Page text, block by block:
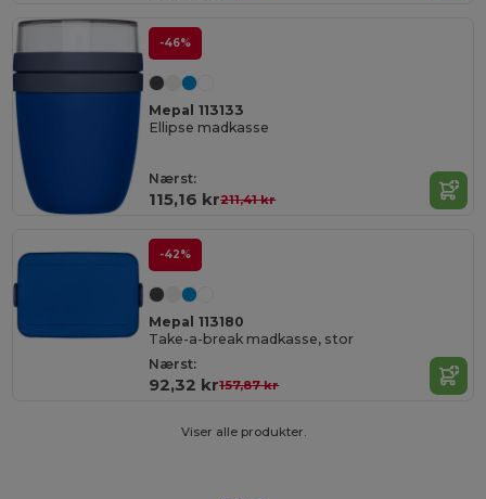
-46%
Mepal 113133
Ellipse madkasse
Nærst:
115,16 kr211,41 kr
-42%
Mepal 113180
Take-a-break madkasse, stor
Nærst:
92,32 kr157,87 kr
Viser alle produkter.